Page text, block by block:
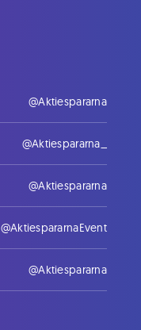
@Aktiespararna
@Aktiespararna_
@Aktiespararna
@AktiespararnaEvent
@Aktiespararna